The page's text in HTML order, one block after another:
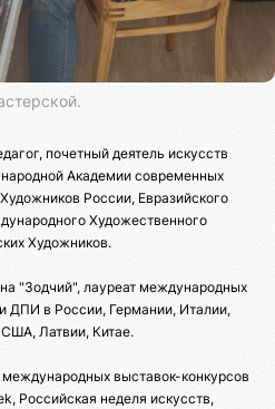
почетный деятель искусств
Академии современных
России, Евразийского
Художественного
Художников.
"Зодчий", лауреат международных
ДПИ в России, Германии, Италии,
Латвии, Китае.
международных выставок-конкурсов
Российская неделя искусств,